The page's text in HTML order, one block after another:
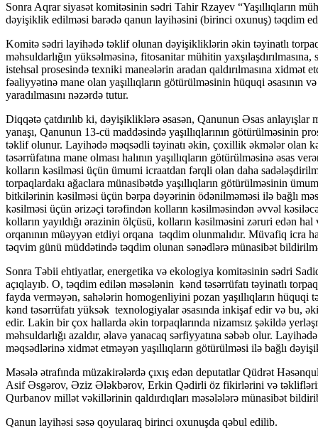
Sonra Aqrar siyasət komitəsinin sədri Tahir Rzayev “Yaşıllıqların
dəyişiklik edilməsi barədə qanun layihəsini (birinci oxunuş) təqdim
Komitə sədri layihədə təklif olunan dəyişikliklərin əkin təyinatlı
məhsuldarlığın yüksəlməsinə, fitosanitar mühitin
istehsal prosesində texniki maneələrin aradan qaldırılmasına
fəaliyyətinə mane olan yaşıllıqların götürülməsinin hüquqi əsasının
yaradılmasını nəzərdə tutur.
Diqqətə çatdırılıb ki, dəyişikliklərə əsasən, Qanunun Əsas anlayışlar
yanaşı, Qanunun 13-cü maddəsində yaşıllıqlarının götürülməsinin
təklif olunur. Layihədə məqsədli təyinatı əkin, çoxillik əkmələr olan
təsərrüfatına mane olması halının yaşıllıqların götürülməsinə əsas
kolların kəsilməsi üçün ümumi icraatdan fərqli olan daha
torpaqlardakı ağaclara münasibətdə yaşıllıqların götürülməsinin
bitkilərinin kəsilməsi üçün bərpa dəyərinin ödənilməməsi ilə bağlı
kəsilməsi üçün ərizəçi tərəfindən kolların kəsilməsindən əvvəl
kolların yayıldığı ərazinin ölçüsü, kolların kəsilməsini zəruri edən
orqanının müəyyən etdiyi orqana təqdim olunmalıdır. Müvafiq icra
təqvim günü müddətində təqdim olunan sənədlərə münasibət
Sonra Təbii ehtiyatlar, energetika və ekologiya komitəsinin sədri
açıqlayıb. O, təqdim edilən məsələnin kənd təsərrüfatı təyinatlı
fayda verməyən, sahələrin homogenliyini pozan yaşıllıqların
kənd təsərrüfatı yüksək texnologiyalar əsasında inkişaf edir və bu,
edir. Lakin bir çox hallarda əkin torpaqlarında nizamsız şəkildə
məhsuldarlığı azaldır, əlavə yanacaq sərfiyyatına səbəb olur.
məqsədlərinə xidmət etməyən yaşıllıqların götürülməsi ilə bağlı
Məsələ ətrafında müzakirələrdə çıxış edən deputatlar Qüdrət
Asif Əsgərov, Əziz Ələkbərov, Erkin Qədirli öz fikirlərini və
Qurbanov millət vəkillərinin qaldırdıqları məsələlərə münasibət
Qanun layihəsi səsə qoyularaq birinci oxunuşda qəbul edilib.